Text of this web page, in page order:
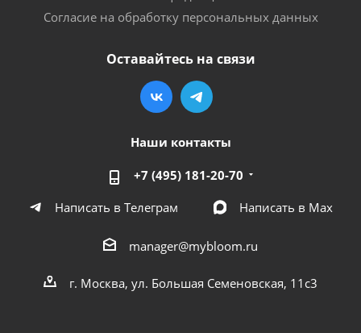
Согласие на обработку персональных данных
Оставайтесь на связи
Наши контакты
+7 (495) 181-20-70
Написать в Телеграм
Написать в Мах
manager@mybloom.ru
г. Москва, ул. Большая Семеновская, 11с3